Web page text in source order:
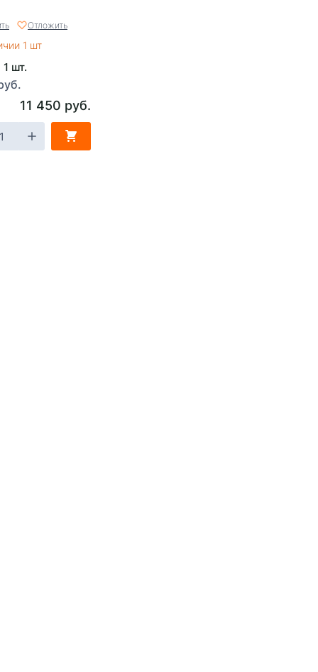
Отложить
1 шт
шт.
11 450 руб.